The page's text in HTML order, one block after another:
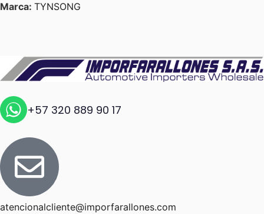
Marca: TYNSONG
+57 320 889 90 17
atencionalcliente@imporfarallones.com